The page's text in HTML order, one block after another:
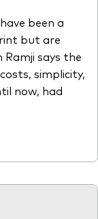
been a
but are
Ramji says the
simplicity,
now, had